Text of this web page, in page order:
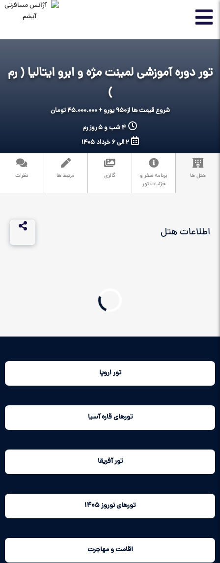
تور دوره آموزشی لمینت مژه و ابرو ایتالیا ( رم
)
شروع قیمت ها از950 یورو + 45.000.000 تومان
4 شب و 5 روز رم
2 الی 6 خرداد 1405
هتل ها
برنامه سفر و
جزئیات تور
گالری مرتبط ها نظرات
اطلاعات هتل
تور اروپا
تورهای قاره آسیا
تور آفریقا
تورهای نوروز 1405
اقامت و مهاجرت